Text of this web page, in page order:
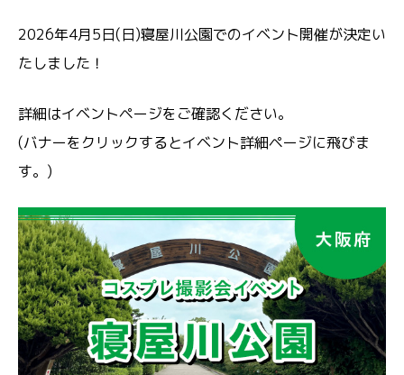
2026年4月5日(日)寝屋川公園でのイベント開催が決定い
たしました！
詳細はイベントページをご確認ください。
(バナーをクリックするとイベント詳細ページに飛びま
す。)